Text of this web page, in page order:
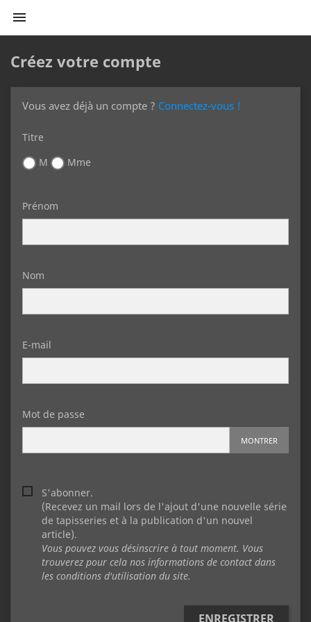

Créez votre compte
Vous avez déjà un compte ? Connectez-vous !
Titre
M
Mme
Prénom
Nom
E-mail
Mot de passe
MONTRER
S'abonner.
(Recevez un mail lors de l'ajout d'une nouvelle série
de tapisseries et à la publication d'un nouvel
article).
Vous pouvez vous désinscrire à tout moment. Vous
trouverez pour cela nos informations de contact dans
les conditions d'utilisation du site.
ENREGISTRER